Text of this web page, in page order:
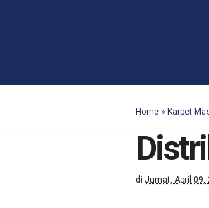
Home » Karpet
di Jumat, April 09,